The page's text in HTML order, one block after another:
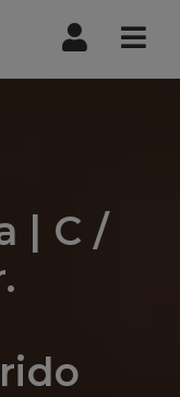
| C /